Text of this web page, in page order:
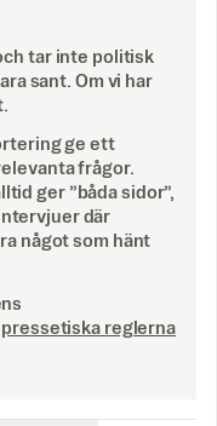
tar inte politisk
sant. Om vi har
ge ett
frågor.
ger ”båda sidor”,
där
något som hänt
pressetiska reglerna